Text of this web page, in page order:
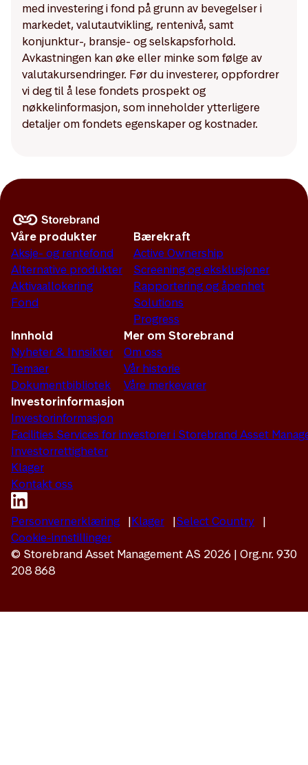
med investering i fond på grunn av bevegelser i
markedet, valutautvikling, rentenivå, samt
konjunktur-, bransje- og selskapsforhold.
Avkastningen kan øke eller minke som følge av
valutakursendringer. Før du investerer, oppfordrer
vi deg til å lese fondets prospekt og
nøkkelinformasjon, som inneholder ytterligere
detaljer om fondets egenskaper og kostnader.
Våre produkter
Aksje- og rentefond
Alternative produkter
Aktivaallokering
Fond
Bærekraft
Active Ownership
Screening og eksklusjoner
Rapportering og åpenhet
Solutions
Progress
Innhold
Nyheter & Innsikter
Temaer
Dokumentbibliotek
Mer om Storebrand
Om oss
Vår historie
Våre merkevarer
Investorinformasjon
Investorinformasjon
Facilities Services for investorer i Storebrand Asset
Investorrettigheter
Klager
Kontakt oss
Personvernerklæring Klager
Select Country
Cookie-innstillinger
© Storebrand Asset Management AS 2026 | Org.nr. 930
208 868